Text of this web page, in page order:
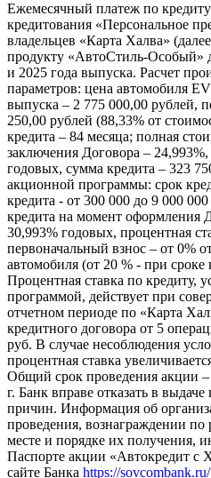
Ежемесячный платеж по
кредитования «Персональное
владельцев «Карта Халва»
продукту «АвтоСтиль-Особый»
и 2025 года выпуска. Расчет
параметров: цена автомобиля
выпуска – 2 775 000,00 рублей,
250,00 рублей (88,33% от
кредита – 84 месяца; полная
заключения Договора –
годовых, сумма кредита – 323
акционной программы: срок
кредита - от 300 000 до 9 000
кредита на момент оформления
30,993% годовых, процентная
первоначальный взнос – от 0%
автомобиля (от 20 % - при сроке
Процентная ставка по кредиту,
программой, действует при
отчетном периоде по «Карта
кредитного договора от 5
руб. В случае несоблюдения
процентная ставка
Общий срок проведения акции –
г. Банк вправе отказать в
причин. Информация об
проведения, вознаграждении по
месте и порядке их получения,
Паспорте акции «Автокредит с
сайте Банка https://sovcombank.ru/